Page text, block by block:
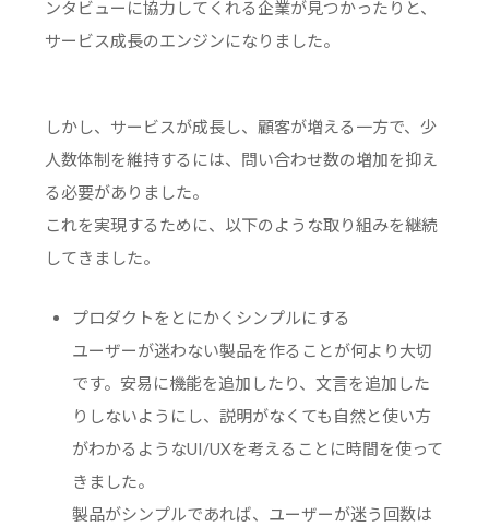
ンタビューに協力してくれる企業が見つかったりと、
サービス成長のエンジンになりました。
しかし、サービスが成長し、顧客が増える一方で、少
人数体制を維持するには、問い合わせ数の増加を抑え
る必要がありました。
これを実現するために、以下のような取り組みを継続
してきました。
プロダクトをとにかくシンプルにする
ユーザーが迷わない製品を作ることが何より大切
です。安易に機能を追加したり、文言を追加した
りしないようにし、説明がなくても自然と使い方
がわかるようなUI/UXを考えることに時間を使って
きました。
製品がシンプルであれば、ユーザーが迷う回数は